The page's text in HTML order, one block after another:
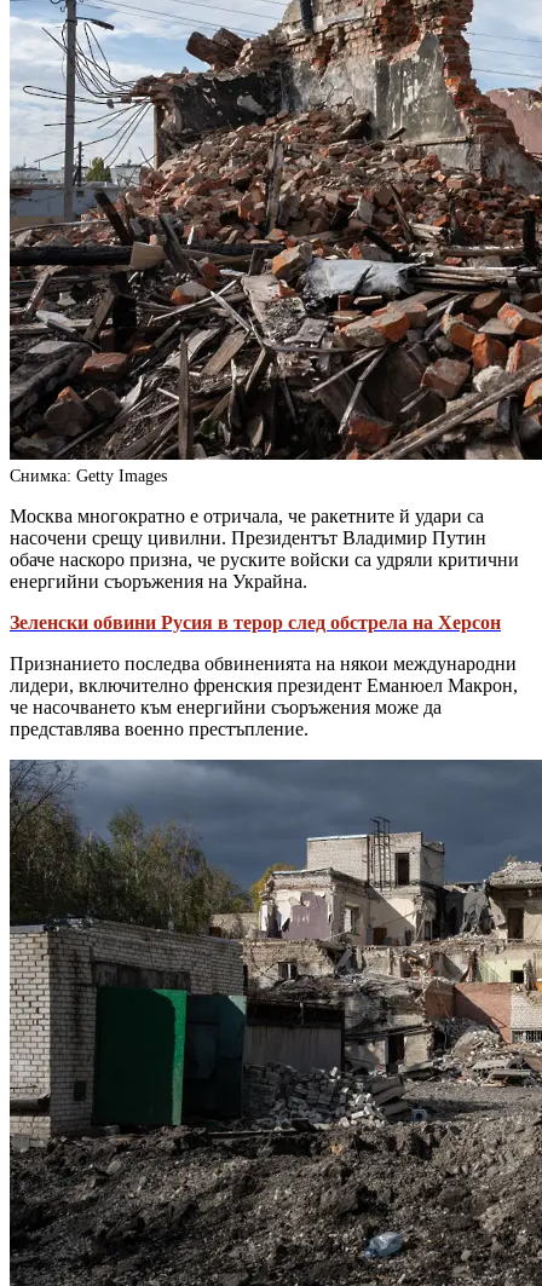
Снимка: Getty Images
Москва многократно е отричала, че ракетните й удари са
насочени срещу цивилни. Президентът Владимир Путин
обаче наскоро призна, че руските войски са удряли критични
енергийни съоръжения на Украйна.
Зеленски обвини Русия в терор след обстрела на Херсон
Признанието последва обвиненията на някои международни
лидери, включително френския президент Еманюел Макрон,
че насочването към енергийни съоръжения може да
представлява военно престъпление.